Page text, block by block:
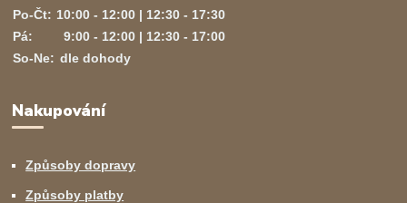
Po-Čt: 10:00 - 12:00 | 12:30 - 17:30
Pá:
9:00 - 12:00 | 12:30 - 17:00
So-Ne: dle dohody
Nakupování
Způsoby dopravy
Způsoby platby